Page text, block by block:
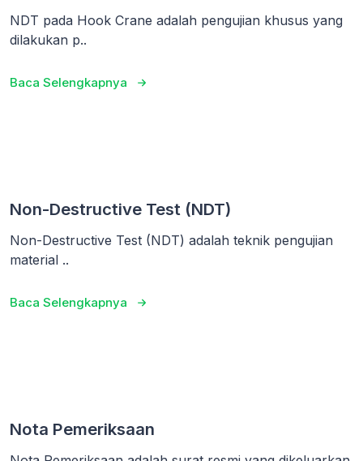
NDT pada Hook Crane adalah pengujian khusus yang
dilakukan p..
Baca Selengkapnya
Non-Destructive Test (NDT)
Non-Destructive Test (NDT) adalah teknik pengujian
material ..
Baca Selengkapnya
Nota Pemeriksaan